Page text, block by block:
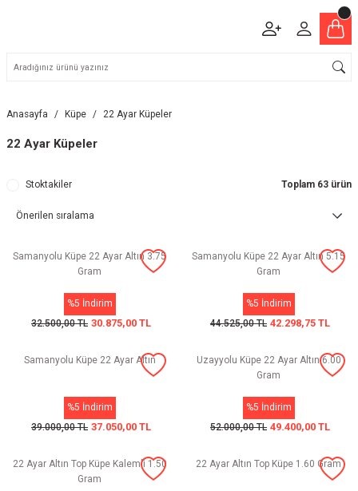
Anasayfa Küpe 22 Ayar Küpeler
22 Ayar Küpeler
Stoktakiler Toplam 63 ürün
Samanyolu Küpe 22 Ayar Altın 3.75
Gram
%5 İndirim
32.500,00 TL 30.875,00 TL
Samanyolu Küpe 22 Ayar Altın 5.15
Gram
%5 İndirim
44.525,00 TL 42.298,75 TL
Samanyolu Küpe 22 Ayar Altın
%5 İndirim
39.000,00 TL 37.050,00 TL
Uzayyolu Küpe 22 Ayar Altın 6.00
Gram
%5 İndirim
52.000,00 TL 49.400,00 TL
22 Ayar Altın Top Küpe Kalemli 1.50
Gram
22 Ayar Altın Top Küpe 1.60 Gram